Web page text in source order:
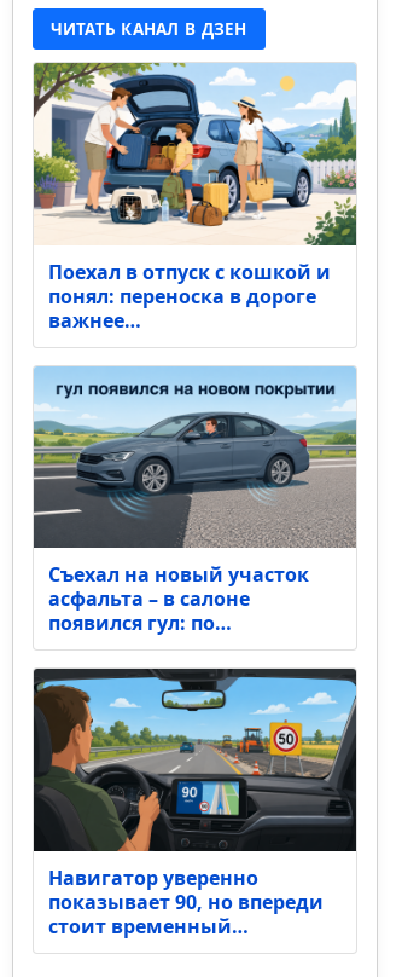
ЧИТАТЬ КАНАЛ В ДЗЕН
Поехал в отпуск с кошкой и
понял: переноска в дороге
важнее…
Съехал на новый участок
асфальта – в салоне
появился гул: по…
Навигатор уверенно
показывает 90, но впереди
стоит временный…